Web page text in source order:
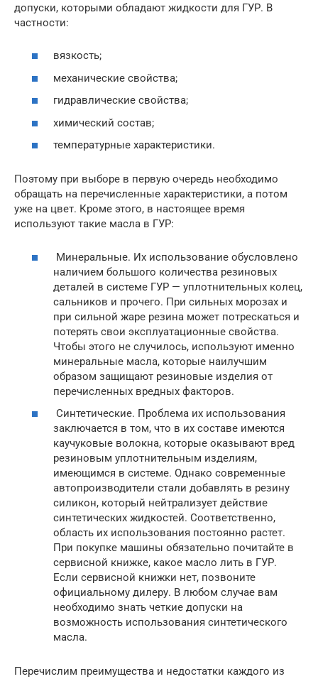
допуски, которыми обладают жидкости для ГУР. В
частности:
вязкость;
механические свойства;
гидравлические свойства;
химический состав;
температурные характеристики.
Поэтому при выборе в первую очередь необходимо
обращать на перечисленные характеристики, а потом
уже на цвет. Кроме этого, в настоящее время
используют такие масла в ГУР:
Минеральные. Их использование обусловлено
наличием большого количества резиновых
деталей в системе ГУР — уплотнительных колец,
сальников и прочего. При сильных морозах и
при сильной жаре резина может потрескаться и
потерять свои эксплуатационные свойства.
Чтобы этого не случилось, используют именно
минеральные масла, которые наилучшим
образом защищают резиновые изделия от
перечисленных вредных факторов.
Синтетические. Проблема их использования
заключается в том, что в их составе имеются
каучуковые волокна, которые оказывают вред
резиновым уплотнительным изделиям,
имеющимся в системе. Однако современные
автопроизводители стали добавлять в резину
силикон, который нейтрализует действие
синтетических жидкостей. Соответственно,
область их использования постоянно растет.
При покупке машины обязательно почитайте в
сервисной книжке, какое масло лить в ГУР.
Если сервисной книжки нет, позвоните
официальному дилеру. В любом случае вам
необходимо знать четкие допуски на
возможность использования синтетического
масла.
Перечислим преимущества и недостатки каждого из